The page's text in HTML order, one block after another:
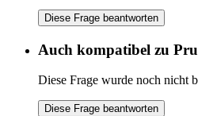
Diese Frage beantworten
Auch kompatibel zu
Diese Frage wurde noch nicht
Diese Frage beantworten